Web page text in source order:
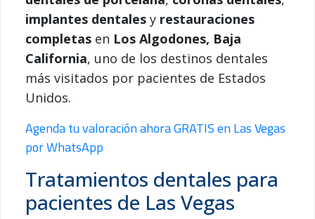
implantes dentales y restauraciones
completas en Los Algodones, Baja
California, uno de los destinos dentales
más visitados por pacientes de Estados
Unidos.
Agenda tu valoración ahora GRATIS en Las Vegas
por WhatsApp
Tratamientos dentales para
pacientes de Las Vegas